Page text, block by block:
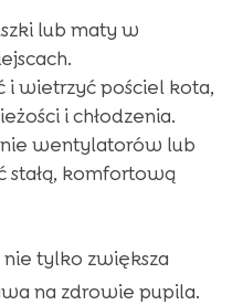
lub maty w
i wietrzyć pościel kota,
i chłodzenia.
wentylatorów lub
stałą, komfortową
tylko zwiększa
na zdrowie pupila.